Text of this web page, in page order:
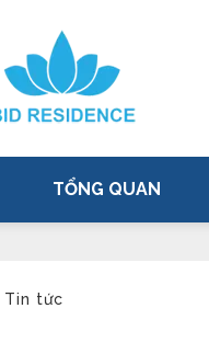
TỔNG QUAN
Tin tức